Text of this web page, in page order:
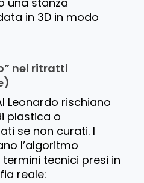
in 3D in modo
nei ritratti
Leonardo rischiano
plastica o
se non curati. I
l’algoritmo
tecnici presi in
reale: